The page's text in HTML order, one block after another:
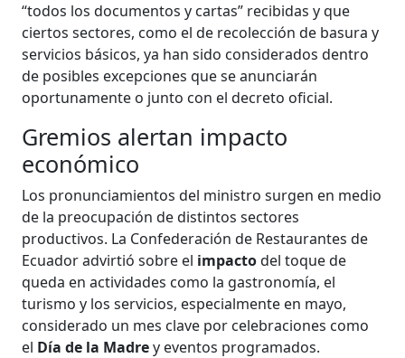
“todos los documentos y cartas” recibidas y que
ciertos sectores, como el de recolección de basura y
servicios básicos, ya han sido considerados dentro
de posibles excepciones que se anunciarán
oportunamente o junto con el decreto oficial.
Gremios alertan impacto
económico
Los pronunciamientos del ministro surgen en medio
de la preocupación de distintos sectores
productivos. La Confederación de Restaurantes de
Ecuador advirtió sobre el impactodel toque de
queda en actividades como la gastronomía, el
turismo y los servicios, especialmente en mayo,
considerado un mes clave por celebraciones como
el Día de la Madrey eventos programados.